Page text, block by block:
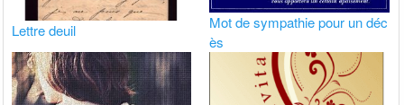
Lettre deuil
Mot de sympathie pour un déc
ès